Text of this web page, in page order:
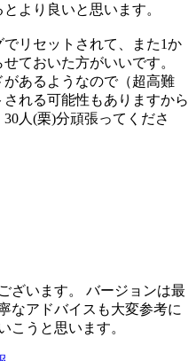
より良いと思います。
リセットされて、また1か
ておいた方がいいです。
あるようなので（超高難
れる可能性もありますから
人(栗)分頑張ってくださ
ざいます。 バージョンは最
なアドバイスも大変参考に
こうと思います。